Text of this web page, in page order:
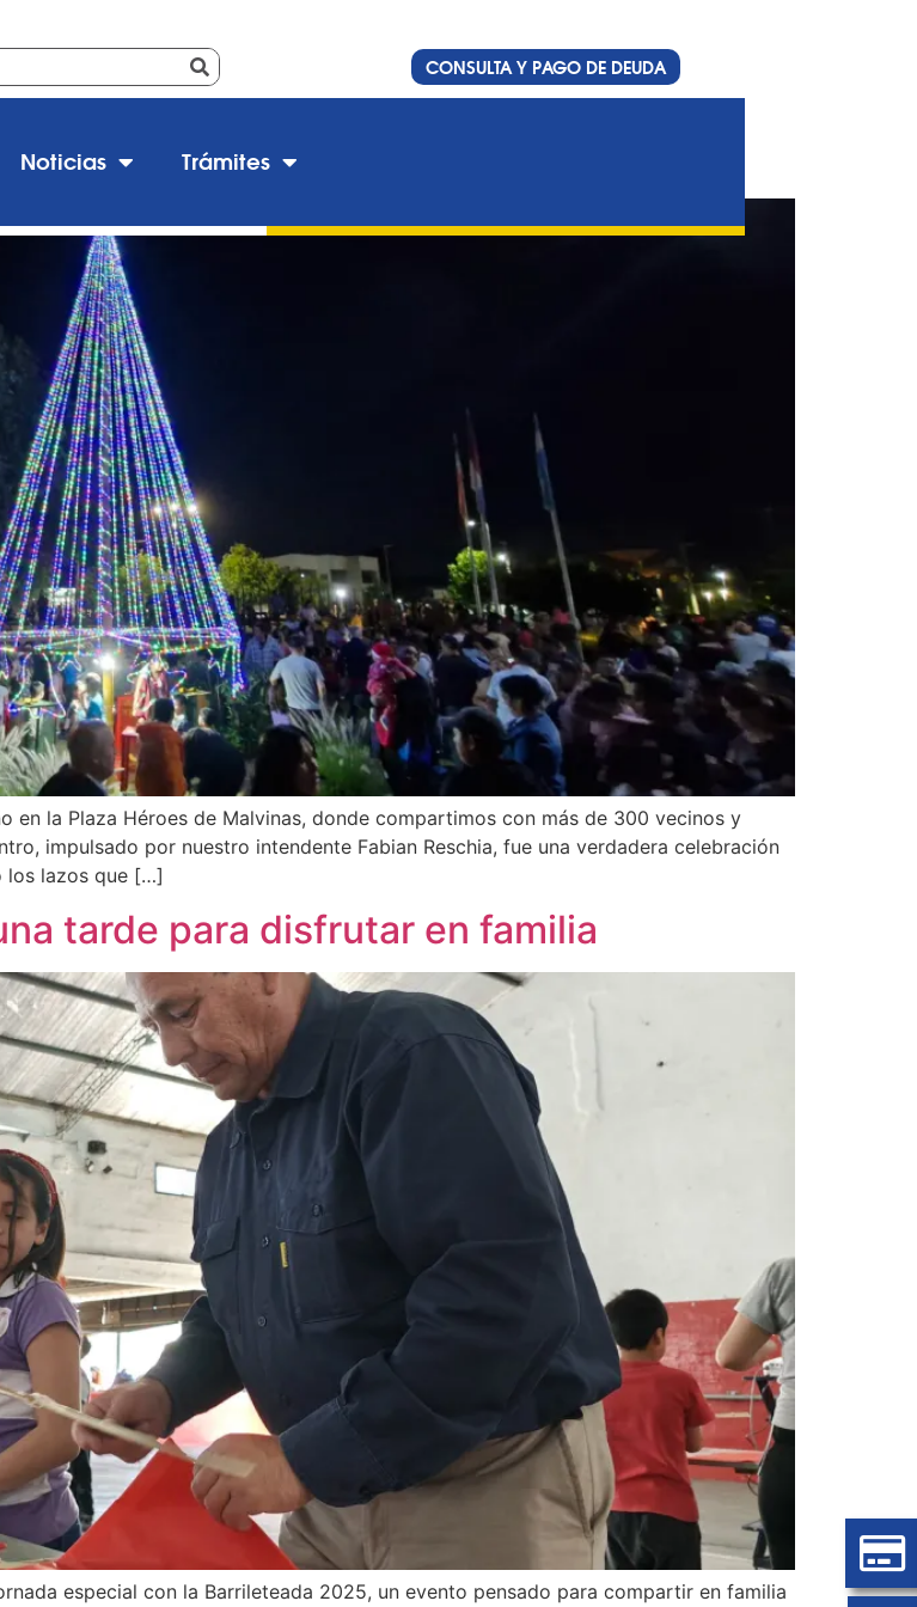
CONSULTA Y PAGO DE DEUDA
Noticias Trámites
una noche mágica en Estación
en la Plaza Héroes de Malvinas, donde compartimos con más de 300 vecinos y
impulsado por nuestro intendente Fabian Reschia, fue una verdadera celebración
los lazos que […]
tarde para disfrutar en familia
especial con la Barrileteada 2025, un evento pensado para compartir en familia